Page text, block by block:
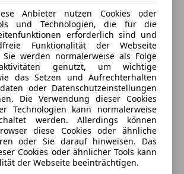
begrenzungsanlage
elegant. Die markante Front
die scharf gezeichneten LED-
die großen Leichtmetallfelgen
dynamischen Charakter dieses
Dank des bewährten quattro-
der RS3 maximale Traktion und
jeder Situation.
an Ihre Bedürfnisse
Gutschein ab Stufe 0
online versichern & Rabatt holen
Jetzt berechnen
Anbieter nutzen Cookies oder
und Technologien, die für die
erforderlich sind und
Funktionalität der Webseite
Sie werden normalerweise als Folge
genutzt, um wichtige
das Setzen und Aufrechterhalten
oder Datenschutzeinstellungen
Die Verwendung dieser Cookies
Technologien kann normalerweise
werden. Allerdings können
diese Cookies oder ähnliche
oder Sie darauf hinweisen. Das
Cookies oder ähnlicher Tools kann
der Webseite beeinträchtigen.